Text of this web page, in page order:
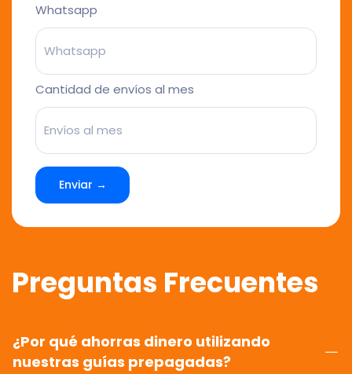
Whatsapp
Cantidad de envíos al mes
Enviar →
Preguntas Frecuentes
¿Por qué ahorras dinero utilizando
nuestras guías prepagadas?